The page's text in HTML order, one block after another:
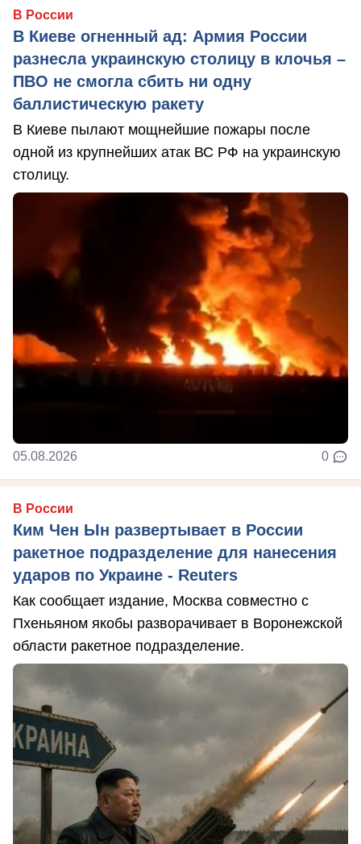
В России
В Киеве огненный ад: Армия России
разнесла украинскую столицу в клочья –
ПВО не смогла сбить ни одну
баллистическую ракету
В Киеве пылают мощнейшие пожары после
одной из крупнейших атак ВС РФ на украинскую
столицу.
05.08.2026 0
В России
Ким Чен Ын развертывает в России
ракетное подразделение для нанесения
ударов по Украине - Reuters
Как сообщает издание, Москва совместно с
Пхеньяном якобы разворачивает в Воронежской
области ракетное подразделение.